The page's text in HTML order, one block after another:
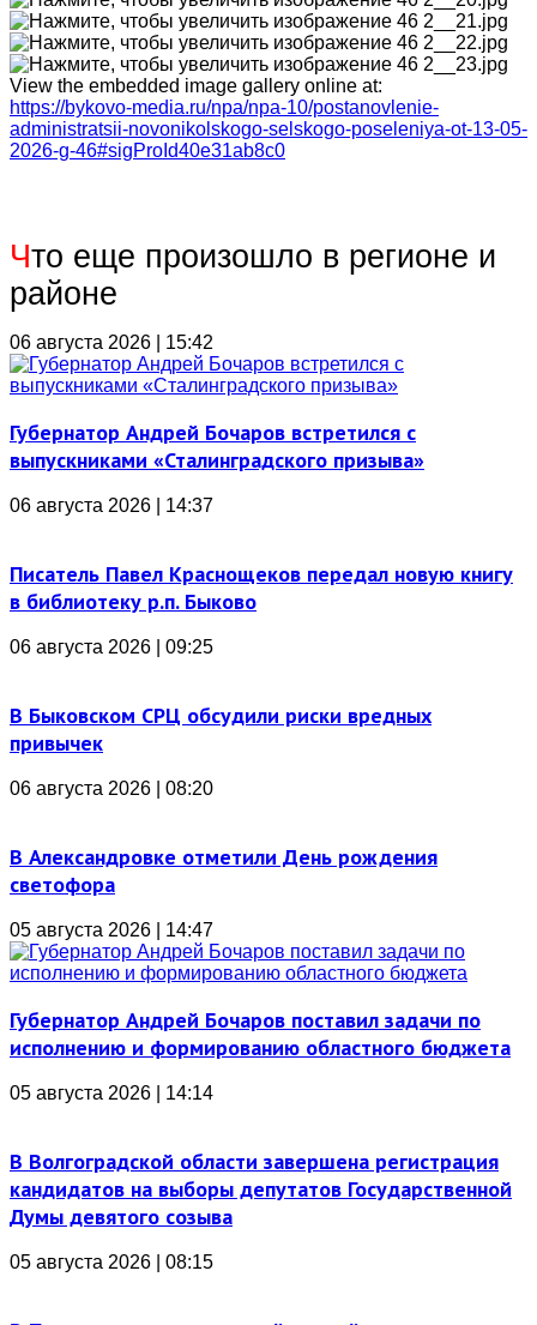
View the embedded image gallery online at:
https://bykovo-media.ru/npa/npa-10/postanovlenie-
administratsii-novonikolskogo-selskogo-poseleniya-ot-13-05-
2026-g-46#sigProId40e31ab8c0
Что еще произошло в регионе и
районе
06 августа 2026 | 15:42
Губернатор Андрей Бочаров встретился с
выпускниками «Сталинградского призыва»
06 августа 2026 | 14:37
Писатель Павел Краснощеков передал новую книгу
в библиотеку р.п. Быково
06 августа 2026 | 09:25
В Быковском СРЦ обсудили риски вредных
привычек
06 августа 2026 | 08:20
В Александровке отметили День рождения
светофора
05 августа 2026 | 14:47
Губернатор Андрей Бочаров поставил задачи по
исполнению и формированию областного бюджета
05 августа 2026 | 14:14
В Волгоградской области завершена регистрация
кандидатов на выборы депутатов Государственной
Думы девятого созыва
05 августа 2026 | 08:15